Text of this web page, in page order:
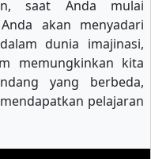
saat Anda mulai
akan menyadari
dunia imajinasi,
memungkinkan kita
yang berbeda,
pelajaran